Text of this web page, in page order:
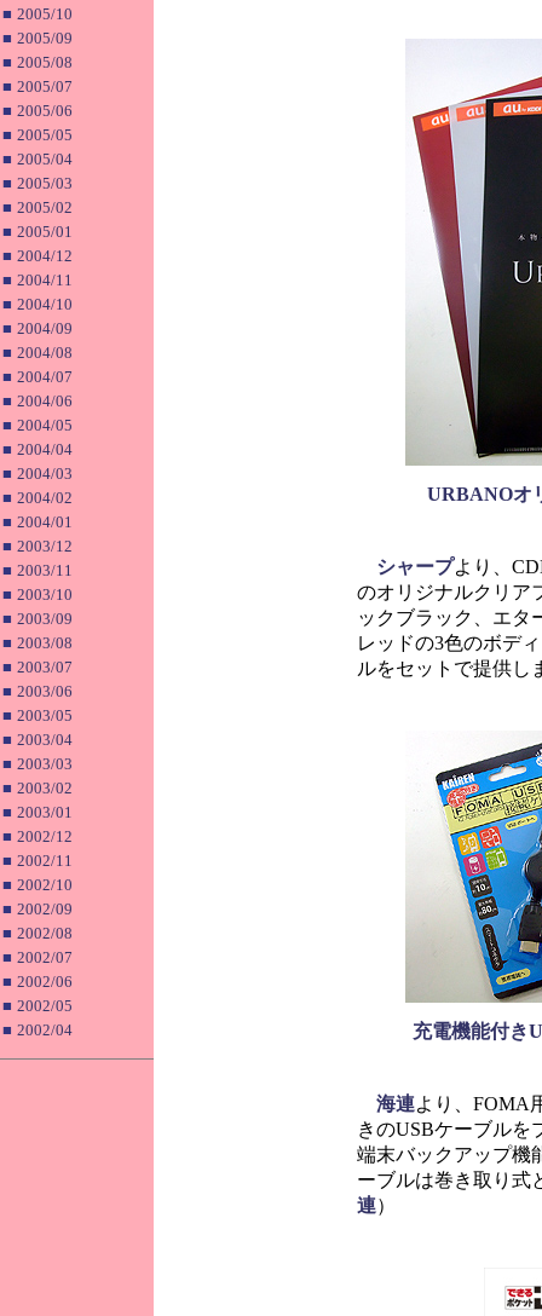
■ 2005/10
■ 2005/09
■ 2005/08
■ 2005/07
■ 2005/06
■ 2005/05
■ 2005/04
■ 2005/03
■ 2005/02
■ 2005/01
■ 2004/12
■ 2004/11
■ 2004/10
■ 2004/09
■ 2004/08
■ 2004/07
■ 2004/06
■ 2004/05
■ 2004/04
■ 2004/03
■ 2004/02
■ 2004/01
■ 2003/12
■ 2003/11
■ 2003/10
■ 2003/09
■ 2003/08
■ 2003/07
■ 2003/06
■ 2003/05
■ 2003/04
■ 2003/03
■ 2003/02
■ 2003/01
■ 2002/12
■ 2002/11
■ 2002/10
■ 2002/09
■ 2002/08
■ 2002/07
■ 2002/06
■ 2002/05
■ 2002/04
URBANOオ
シャープより、
のオリジナルクリア
ックブラック、エタ
レッドの3色のボデ
ルをセットで提供し
充電機能付き
海連より、FOMA
きのUSBケーブルを
端末バックアップ機
ーブルは巻き取り式
連）